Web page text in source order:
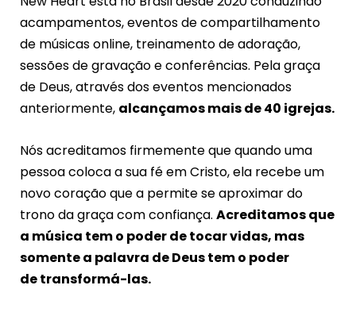
acampamentos, eventos de compartilhamento
de músicas online, treinamento de adoração,
sessões de gravação e conferências. Pela graça
de Deus, através dos eventos mencionados
anteriormente, alcançamos mais de 40 igrejas.
Nós acreditamos firmemente que quando uma
pessoa coloca a sua fé em Cristo, ela recebe um
novo coração que a permite se aproximar do
trono da graça com confiança. Acreditamos que
a música tem o poder de tocar vidas, mas
somente a palavra de Deus tem o poder
de transformá-las.